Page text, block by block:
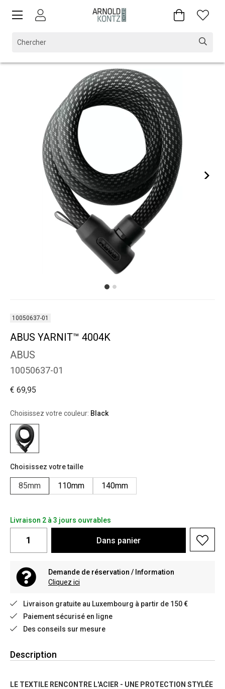
10050637-01
ABUS YARNIT™ 4004K
ABUS
10050637-01
€ 69,95
Choisissez votre couleur: Black
Choisissez votre taille
85mm 110mm 140mm
Livraison 2 à 3 jours ouvrables
Dans panier
Demande de réservation / Information
Cliquez ici
Livraison gratuite au Luxembourg à partir de 150 €
Paiement sécurisé en ligne
Des conseils sur mesure
Description
LE TEXTILE RENCONTRE L'ACIER - UNE PROTECTION STYLÉE